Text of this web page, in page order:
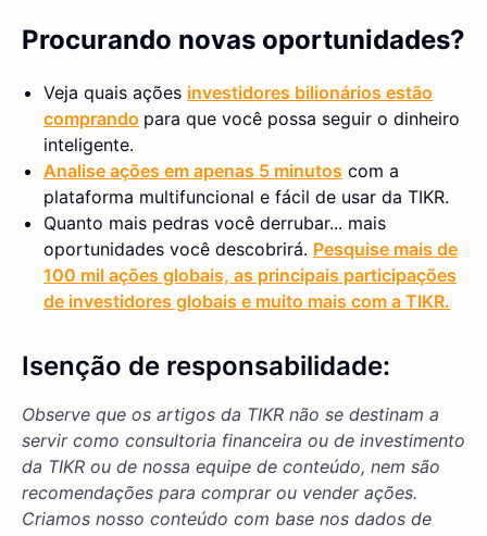
Procurando novas oportunidades?
Veja quais ações investidores bilionários estão
comprando para que você possa seguir o dinheiro
inteligente.
Analise ações em apenas 5 minutos com a
plataforma multifuncional e fácil de usar da TIKR.
Quanto mais pedras você derrubar... mais
oportunidades você descobrirá. Pesquise mais de
100 mil ações globais, as principais participações
de investidores globais e muito mais com a TIKR.
Isenção de responsabilidade:
Observe que os artigos da TIKR não se destinam a
servir como consultoria financeira ou de investimento
da TIKR ou de nossa equipe de conteúdo, nem são
recomendações para comprar ou vender ações.
Criamos nosso conteúdo com base nos dados de